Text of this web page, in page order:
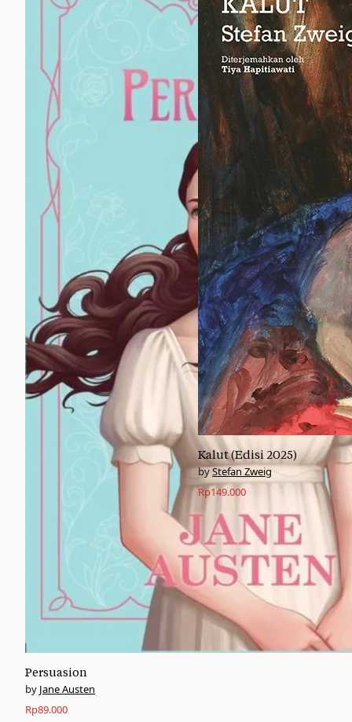
Persuasion
Jane Austen
Rp89.000
Kalut (Edisi 2025)
Stefan Zweig
Rp149.000